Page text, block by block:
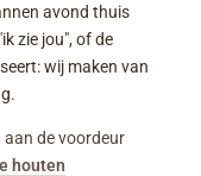
avond thuis
zie jou", of de
wij maken van
aan de voordeur
houten